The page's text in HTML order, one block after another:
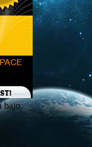
bajo